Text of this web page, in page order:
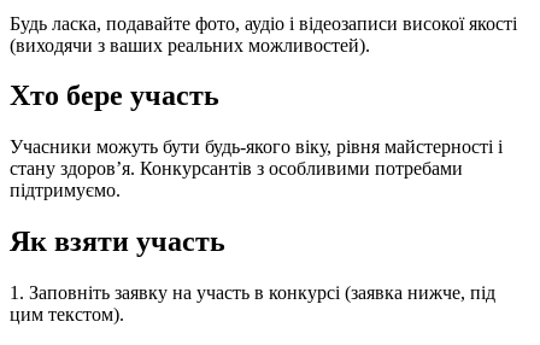
Будь ласка, подавайте фото, аудіо і відеозаписи високої якості
(виходячи з ваших реальних можливостей).
Хто бере участь
Учасники можуть бути будь-якого віку, рівня майстерності і
стану здоров’я. Конкурсантів з особливими потребами
підтримуємо.
Як взяти участь
1. Заповніть заявку на участь в конкурсі (заявка нижче, під
цим текстом).